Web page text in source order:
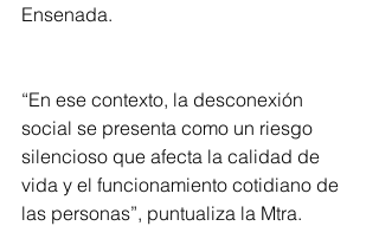
Ensenada.
“En ese contexto, la desconexión
social se presenta como un riesgo
silencioso que afecta la calidad de
vida y el funcionamiento cotidiano de
las personas”, puntualiza la Mtra.